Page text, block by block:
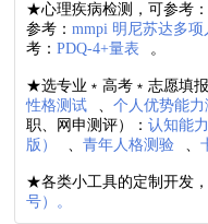
★心理疾病检测，可参考：
参考：mmpi 明尼苏达多项
考：PDQ-4+量表 。
★选专业﹡高考﹡志愿填
性格测试
、个人优势能力
职、网申测评）：认知能
版）
、青年人格测验 、
★各类小工具的定制开发
号）。